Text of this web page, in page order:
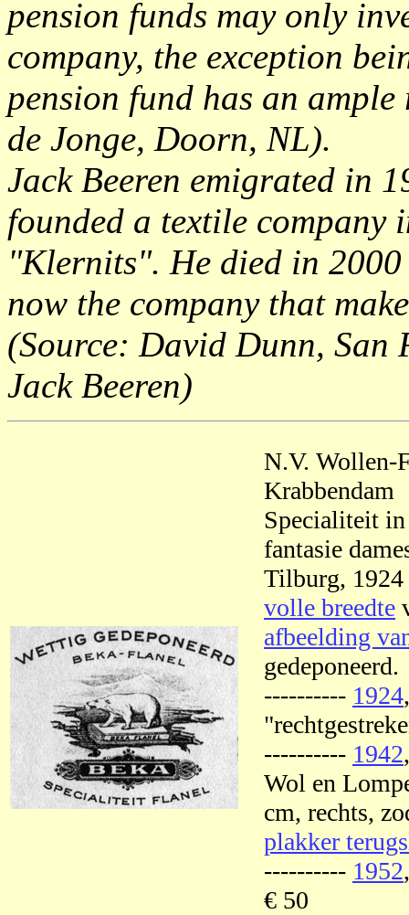
pension funds may only
company, the exception
pension fund has an
de Jonge, Doorn, NL).
Jack Beeren emigrated in
founded a textile
"Klernits". He died in
now the company that
(Source: David Dunn, San
Jack Beeren)
N.V. Wollen-
Krabbendam
Specialiteit
fantasie
Tilburg,
volle breedte
afbeelding
gedeponeerd.
---------- 1924
---------- 1942
Wol en
cm, rechts,
plakker
---------- 1952
€ 50